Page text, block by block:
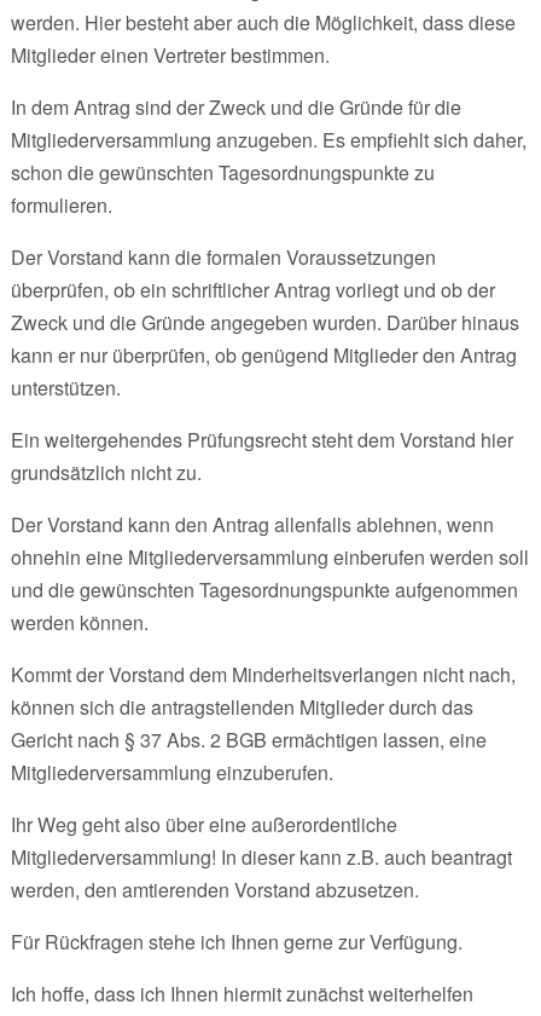
werden. Hier besteht aber auch die Möglichkeit, dass diese
Mitglieder einen Vertreter bestimmen.
In dem Antrag sind der Zweck und die Gründe für die
Mitgliederversammlung anzugeben. Es empfiehlt sich daher,
schon die gewünschten Tagesordnungspunkte zu
formulieren.
Der Vorstand kann die formalen Voraussetzungen
überprüfen, ob ein schriftlicher Antrag vorliegt und ob der
Zweck und die Gründe angegeben wurden. Darüber hinaus
kann er nur überprüfen, ob genügend Mitglieder den Antrag
unterstützen.
Ein weitergehendes Prüfungsrecht steht dem Vorstand hier
grundsätzlich nicht zu.
Der Vorstand kann den Antrag allenfalls ablehnen, wenn
ohnehin eine Mitgliederversammlung einberufen werden soll
und die gewünschten Tagesordnungspunkte aufgenommen
werden können.
Kommt der Vorstand dem Minderheitsverlangen nicht nach,
können sich die antragstellenden Mitglieder durch das
Gericht nach § 37 Abs. 2 BGB ermächtigen lassen, eine
Mitgliederversammlung einzuberufen.
Ihr Weg geht also über eine außerordentliche
Mitgliederversammlung! In dieser kann z.B. auch beantragt
werden, den amtierenden Vorstand abzusetzen.
Für Rückfragen stehe ich Ihnen gerne zur Verfügung.
Ich hoffe, dass ich Ihnen hiermit zunächst weiterhelfen